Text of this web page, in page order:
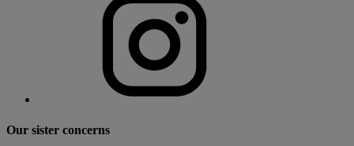
Our sister concerns